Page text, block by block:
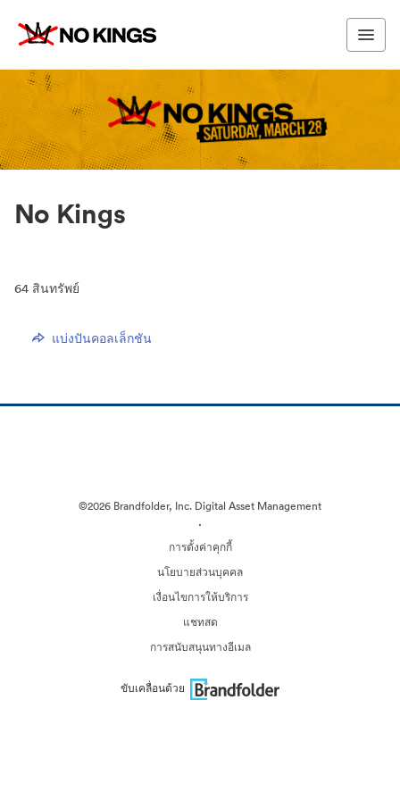
No Kings
64 สินทรัพย์
แบ่งปันคอลเล็กชัน
©2026 Brandfolder, Inc. Digital Asset Management
·
การตั้งค่าคุกกี้
นโยบายส่วนบุคคล
เงื่อนไขการให้บริการ
แชทสด
การสนับสนุนทางอีเมล
ขับเคลื่อนด้วย